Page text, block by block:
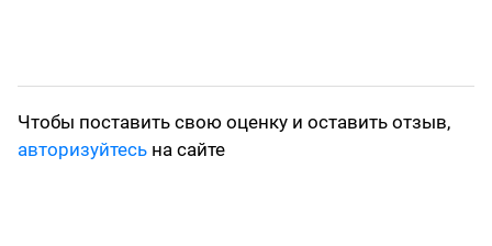
Чтобы поставить свою оценку и оставить отзыв,
авторизуйтесь на сайте